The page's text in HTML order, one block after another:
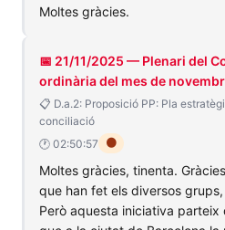
Moltes gràcies.
📅 21/11/2025 — Plenari del
ordinària del mes de
📋 D.a.2: Proposició PP: Pla
conciliació
🕐 02:50:57
🟠
Moltes gràcies, tinenta.
que han fet els diversos
Però aquesta iniciativa